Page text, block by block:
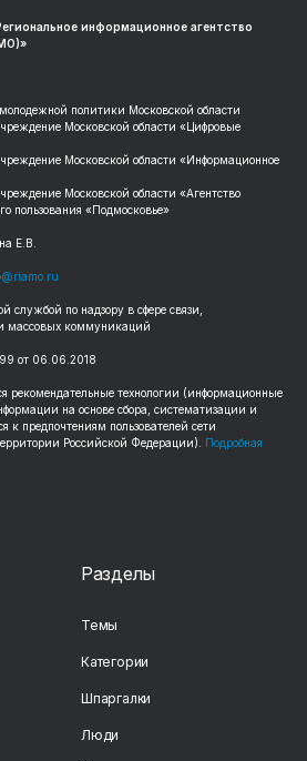
информационное агентство
политики Московской области
Московской области «Цифровые
Московской области «Информационное
Московской области «Агентство
пользования «Подмосковье»
Е.В.
службой по надзору в сфере связи,
массовых коммуникаций
от 06.06.2018
рекомендательные технологии (информационные
на основе сбора, систематизации и
к предпочтениям пользователей сети
Российской Федерации). Подробная
Разделы
Темы
Категории
Шпаргалки
Люди